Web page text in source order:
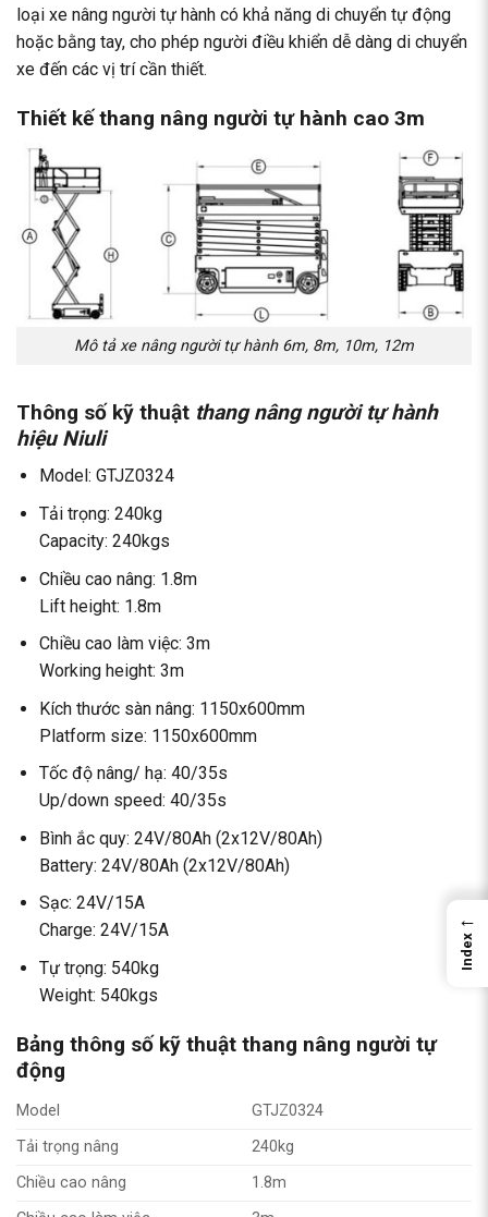
loại xe nâng người tự hành có khả năng di chuyển tự động
hoặc bằng tay, cho phép người điều khiển dễ dàng di chuyển
xe đến các vị trí cần thiết.
Thiết kế thang nâng người tự hành cao 3m
Mô tả xe nâng người tự hành 6m, 8m, 10m, 12m
Thông số kỹ thuật thang nâng người tự hành
hiệu Niuli
Model: GTJZ0324
Tải trọng: 240kg
Capacity: 240kgs
Chiều cao nâng: 1.8m
Lift height: 1.8m
Chiều cao làm việc: 3m
Working height: 3m
Kích thước sàn nâng: 1150x600mm
Platform size: 1150x600mm
Tốc độ nâng/ hạ: 40/35s
Up/down speed: 40/35s
Bình ắc quy: 24V/80Ah (2x12V/80Ah)
Battery: 24V/80Ah (2x12V/80Ah)
Sạc: 24V/15A
Charge: 24V/15A
Tự trọng: 540kg
Weight: 540kgs
Bảng thông số kỹ thuật thang nâng người tự
động
Model
GTJZ0324
Tải trọng nâng
240kg
Chiều cao nâng
1.8m
←
Index